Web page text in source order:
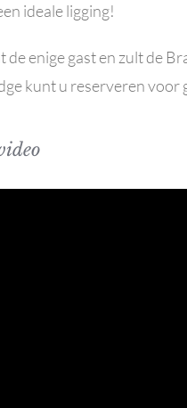
ideale ligging!
de enige gast en zult de
kunt u reserveren voor